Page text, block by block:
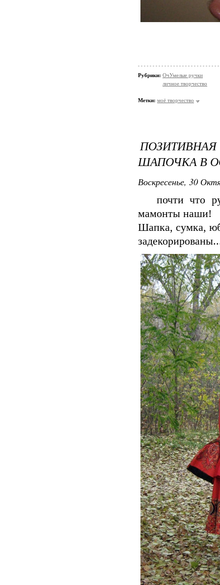
Рубрики: ОчУмелые ручки
личное творчество
Метки: моё творчество
ШАПОЧКА В
Воскресенье, 30
почти что
мамонты наши!
Шапка, сумка,